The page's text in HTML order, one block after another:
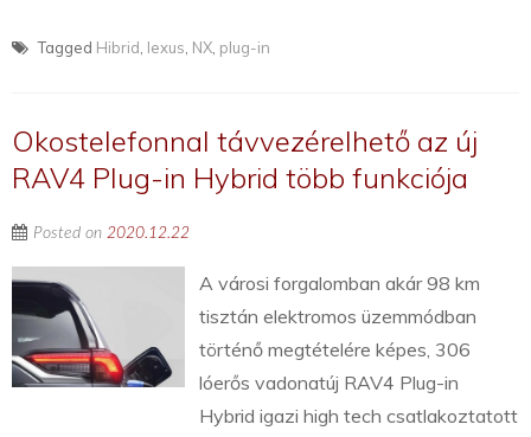
Tagged Hibrid lexus NX plug-in
Okostelefonnal távvezérelhető az új
RAV4 Plug-in Hybrid több funkciója
Posted on 2020.12.22
A városi forgalomban akár 98 km
tisztán elektromos üzemmódban
történő megtételére képes, 306
lóerős vadonatúj RAV4 Plug-in
Hybrid igazi high tech csatlakoztatott